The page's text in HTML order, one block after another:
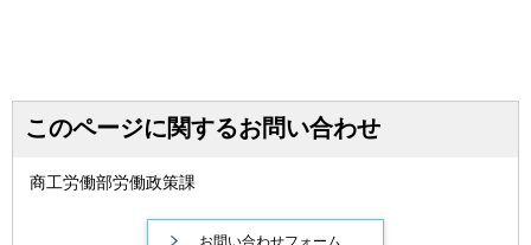
このページに関するお問い合わせ
商工労働部労働政策課